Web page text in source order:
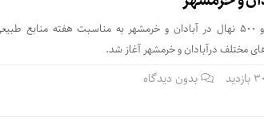
به مناسبت هفته منابع طبیعی: کاشت یک هزار و ۵۰۰ نهال در آبادان و خرمشهر به مناسبت هفته
بدون دیدگاه